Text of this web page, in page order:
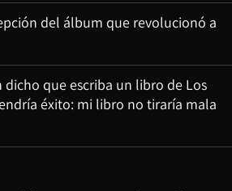
del álbum que revolucionó a
dicho que escriba un libro de Los
éxito: mi libro no tiraría mala